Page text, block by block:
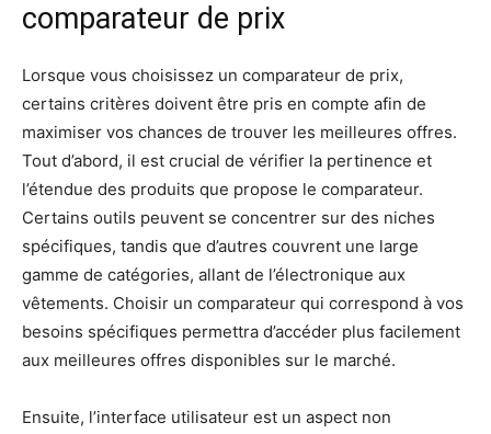
comparateur de prix
Lorsque vous choisissez un comparateur de prix,
certains critères doivent être pris en compte afin de
maximiser vos chances de trouver les meilleures offres.
Tout d’abord, il est crucial de vérifier la pertinence et
l’étendue des produits que propose le comparateur.
Certains outils peuvent se concentrer sur des niches
spécifiques, tandis que d’autres couvrent une large
gamme de catégories, allant de l’électronique aux
vêtements. Choisir un comparateur qui correspond à vos
besoins spécifiques permettra d’accéder plus facilement
aux meilleures offres disponibles sur le marché.
Ensuite, l’interface utilisateur est un aspect non